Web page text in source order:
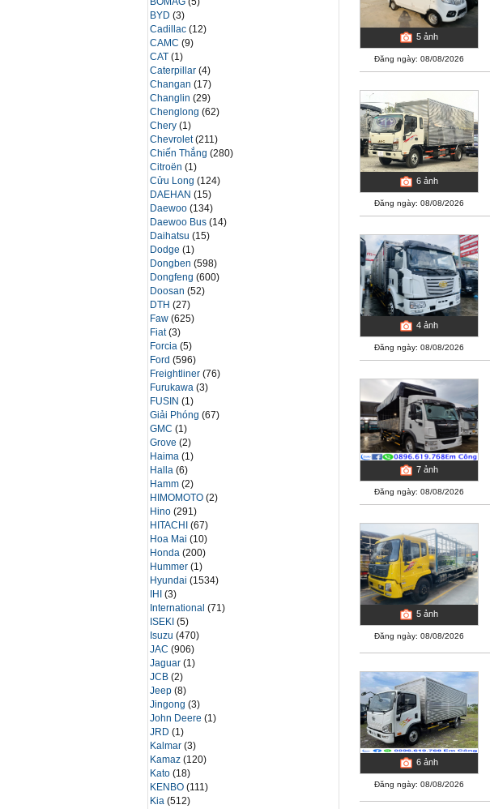
BYD(3)
Cadillac(12)
CAMC(9)
CAT(1)
Caterpillar(4)
Changan(17)
Changlin(29)
Chenglong(62)
Chery(1)
Chevrolet(211)
Chiến Thắng(280)
Citroën(1)
Cửu Long(124)
DAEHAN(15)
Daewoo(134)
Daewoo Bus(14)
Daihatsu(15)
Dodge(1)
Dongben(598)
Dongfeng(600)
Doosan(52)
DTH(27)
Faw(625)
Fiat(3)
Forcia(5)
Ford(596)
Freightliner(76)
Furukawa(3)
FUSIN(1)
Giải Phóng(67)
GMC(1)
Grove(2)
Haima(1)
Halla(6)
Hamm(2)
HIMOMOTO(2)
Hino(291)
HITACHI(67)
Hoa Mai(10)
Honda(200)
Hummer(1)
Hyundai(1534)
IHI(3)
International(71)
ISEKI(5)
Isuzu(470)
JAC(906)
Jaguar(1)
JCB(2)
Jeep(8)
Jingong(3)
John Deere(1)
JRD(1)
Kalmar(3)
Kamaz(120)
Kato(18)
KENBO(111)
Kia(512)
5 ảnh
Đăng ngày: 08/08/2026
6 ảnh
Đăng ngày: 08/08/2026
4 ảnh
Đăng ngày: 08/08/2026
7 ảnh
Đăng ngày: 08/08/2026
5 ảnh
Đăng ngày: 08/08/2026
6 ảnh
Đăng ngày: 08/08/2026